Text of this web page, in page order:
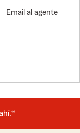
Email al agente